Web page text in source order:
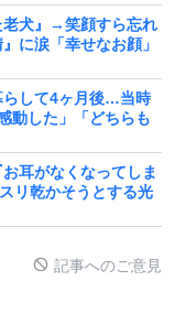
老犬』→笑顔すら忘れ
に涙「幸せなお顔」
らして4ヶ月後…当時
動した」「どちらも
耳がなくなってしま
リ乾かそうとする光
記事へのご意見